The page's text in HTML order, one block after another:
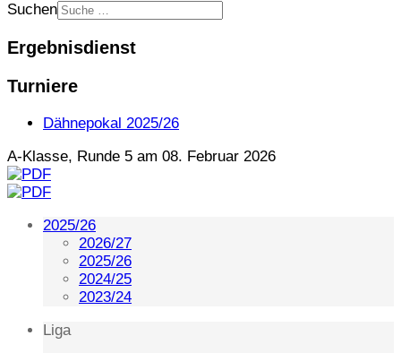
Suchen
Ergebnisdienst
Turniere
Dähnepokal 2025/26
A-Klasse, Runde 5 am 08. Februar 2026
2025/26
2026/27
2025/26
2024/25
2023/24
Liga